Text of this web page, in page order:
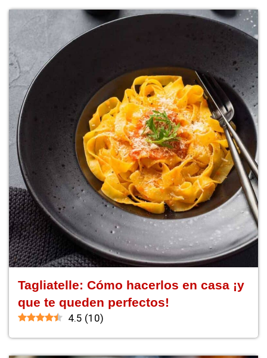
Tagliatelle: Cómo hacerlos en casa ¡y
que te queden perfectos!
4.5 (10)